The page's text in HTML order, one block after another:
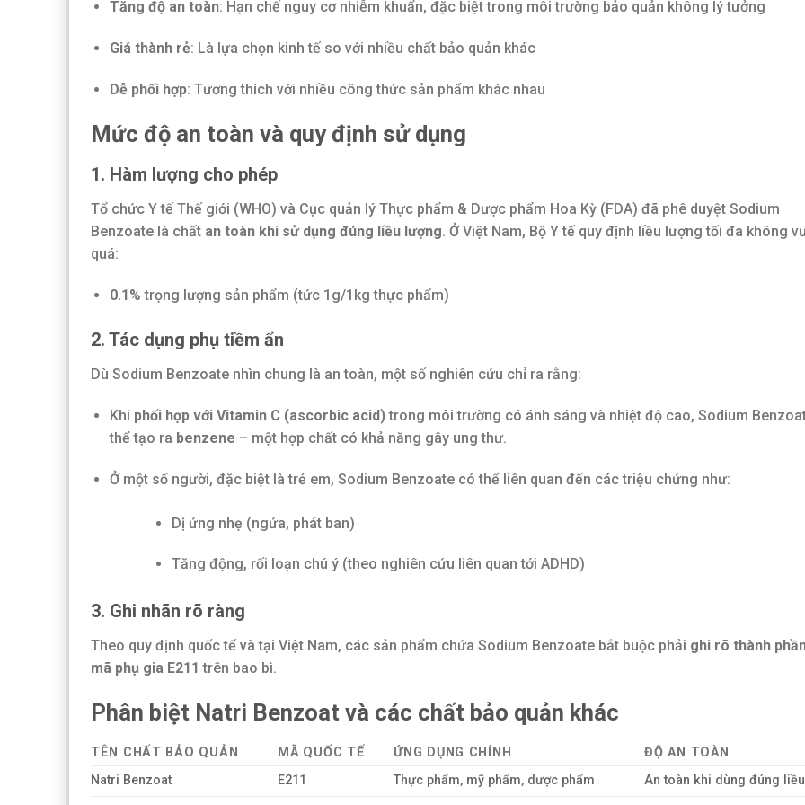
Tăng độ an toàn: Hạn chế nguy cơ nhiễm khuẩn, đặc biệt trong môi trường bảo quản không lý tưởng
Giá thành rẻ: Là lựa chọn kinh tế so với nhiều chất bảo quản khác
Dễ phối hợp: Tương thích với nhiều công thức sản phẩm khác nhau
Mức độ an toàn và quy định sử dụng
1. Hàm lượng cho phép
Tổ chức Y tế Thế giới (WHO) và Cục quản lý Thực phẩm & Dược phẩm Hoa Kỳ (FDA) đã phê duyệt Sodium
Benzoate là chất an toàn khi sử dụng đúng liều lượng. Ở Việt Nam, Bộ Y tế quy định liều lượng tối đa không
quá:
0.1% trọng lượng sản phẩm (tức 1g/1kg thực phẩm)
2. Tác dụng phụ tiềm ẩn
Dù Sodium Benzoate nhìn chung là an toàn, một số nghiên cứu chỉ ra rằng:
Khi phối hợp với Vitamin C (ascorbic acid)trong môi trường có ánh sáng và nhiệt độ cao, Sodium
thể tạo ra benzene – một hợp chất có khả năng gây ung thư.
Ở một số người, đặc biệt là trẻ em, Sodium Benzoate có thể liên quan đến các triệu chứng như:
Dị ứng nhẹ (ngứa, phát ban)
Tăng động, rối loạn chú ý (theo nghiên cứu liên quan tới ADHD)
3. Ghi nhãn rõ ràng
Theo quy định quốc tế và tại Việt Nam, các sản phẩm chứa Sodium Benzoate bắt buộc phải ghi rõ thành
mã phụ gia E211 trên bao bì.
Phân biệt Natri Benzoat và các chất bảo quản khác
TÊN CHẤT BẢO QUẢN MÃ QUỐC TẾ ỨNG DỤNG CHÍNH
ĐỘ AN TOÀN
Natri Benzoat
E211 Thực phẩm, mỹ phẩm, dược phẩm
An toàn khi dùng đúng liều